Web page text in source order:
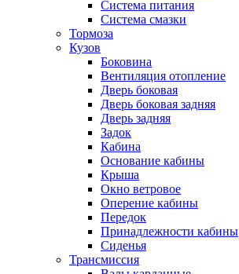
Система питания
Система смазки
Тормоза
Кузов
Боковина
Вентиляция отопление
Дверь боковая
Дверь боковая задняя
Дверь задняя
Задок
Кабина
Основание кабины
Крыша
Окно ветровое
Оперение кабины
Передок
Принадлежности кабины
Сиденья
Трансмиссия